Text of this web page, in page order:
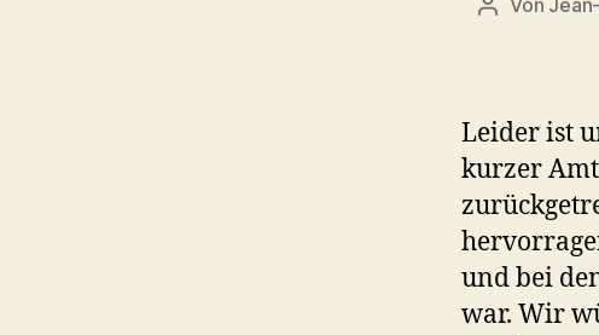
Leider ist
kurzer
und bei
war. Wir